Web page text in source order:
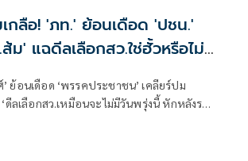
กลือ! 'ภท.' ย้อนเดือด 'ปชน.'
ม' แฉดีลเลือกสว.ใช่ฮั้วหรือไม่
างวัล 'สส.กทม.'
ย้อนเดือด ‘พรรคประชาชน’ เคลียร์ปม
‘ดีลเลือกสว.เหมือนจะไม่มีวันพรุ่งนี้ หักหลังราว